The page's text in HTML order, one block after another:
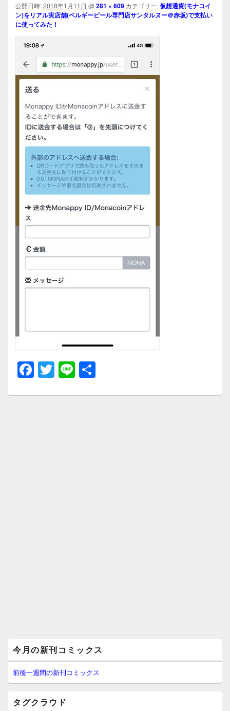
ビ
ゲ
公開日時:2018年1月11日 @281 × 609 カテゴリー:仮想通貨(モナコイ
ン)をリアル実店舗(ベルギービール専門店サンタルヌー＠赤坂)で支払い
に使ってみた！
F
a
c
T
wi
tt
Li
n
e
イ
ン
サ
イ
今月の新刊コミックス
前後一週間の新刊コミックス
タグクラウド